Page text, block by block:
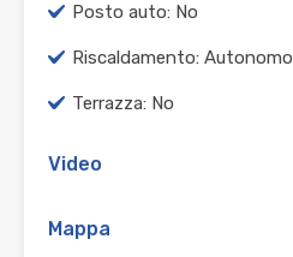
Posto auto: No
Riscaldamento: Autonomo
Terrazza: No
Video
Mappa